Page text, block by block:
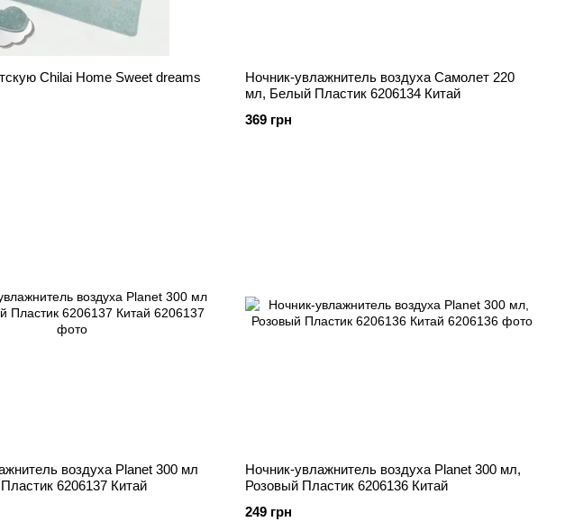
Chilai Home Sweet dreams
Ночник-увлажнитель воздуха Самолет 220
мл, Белый Пластик 6206134 Китай
369 грн
воздуха Planet 300 мл
6206137 Китай
Ночник-увлажнитель воздуха Planet 300 мл,
Розовый Пластик 6206136 Китай
249 грн